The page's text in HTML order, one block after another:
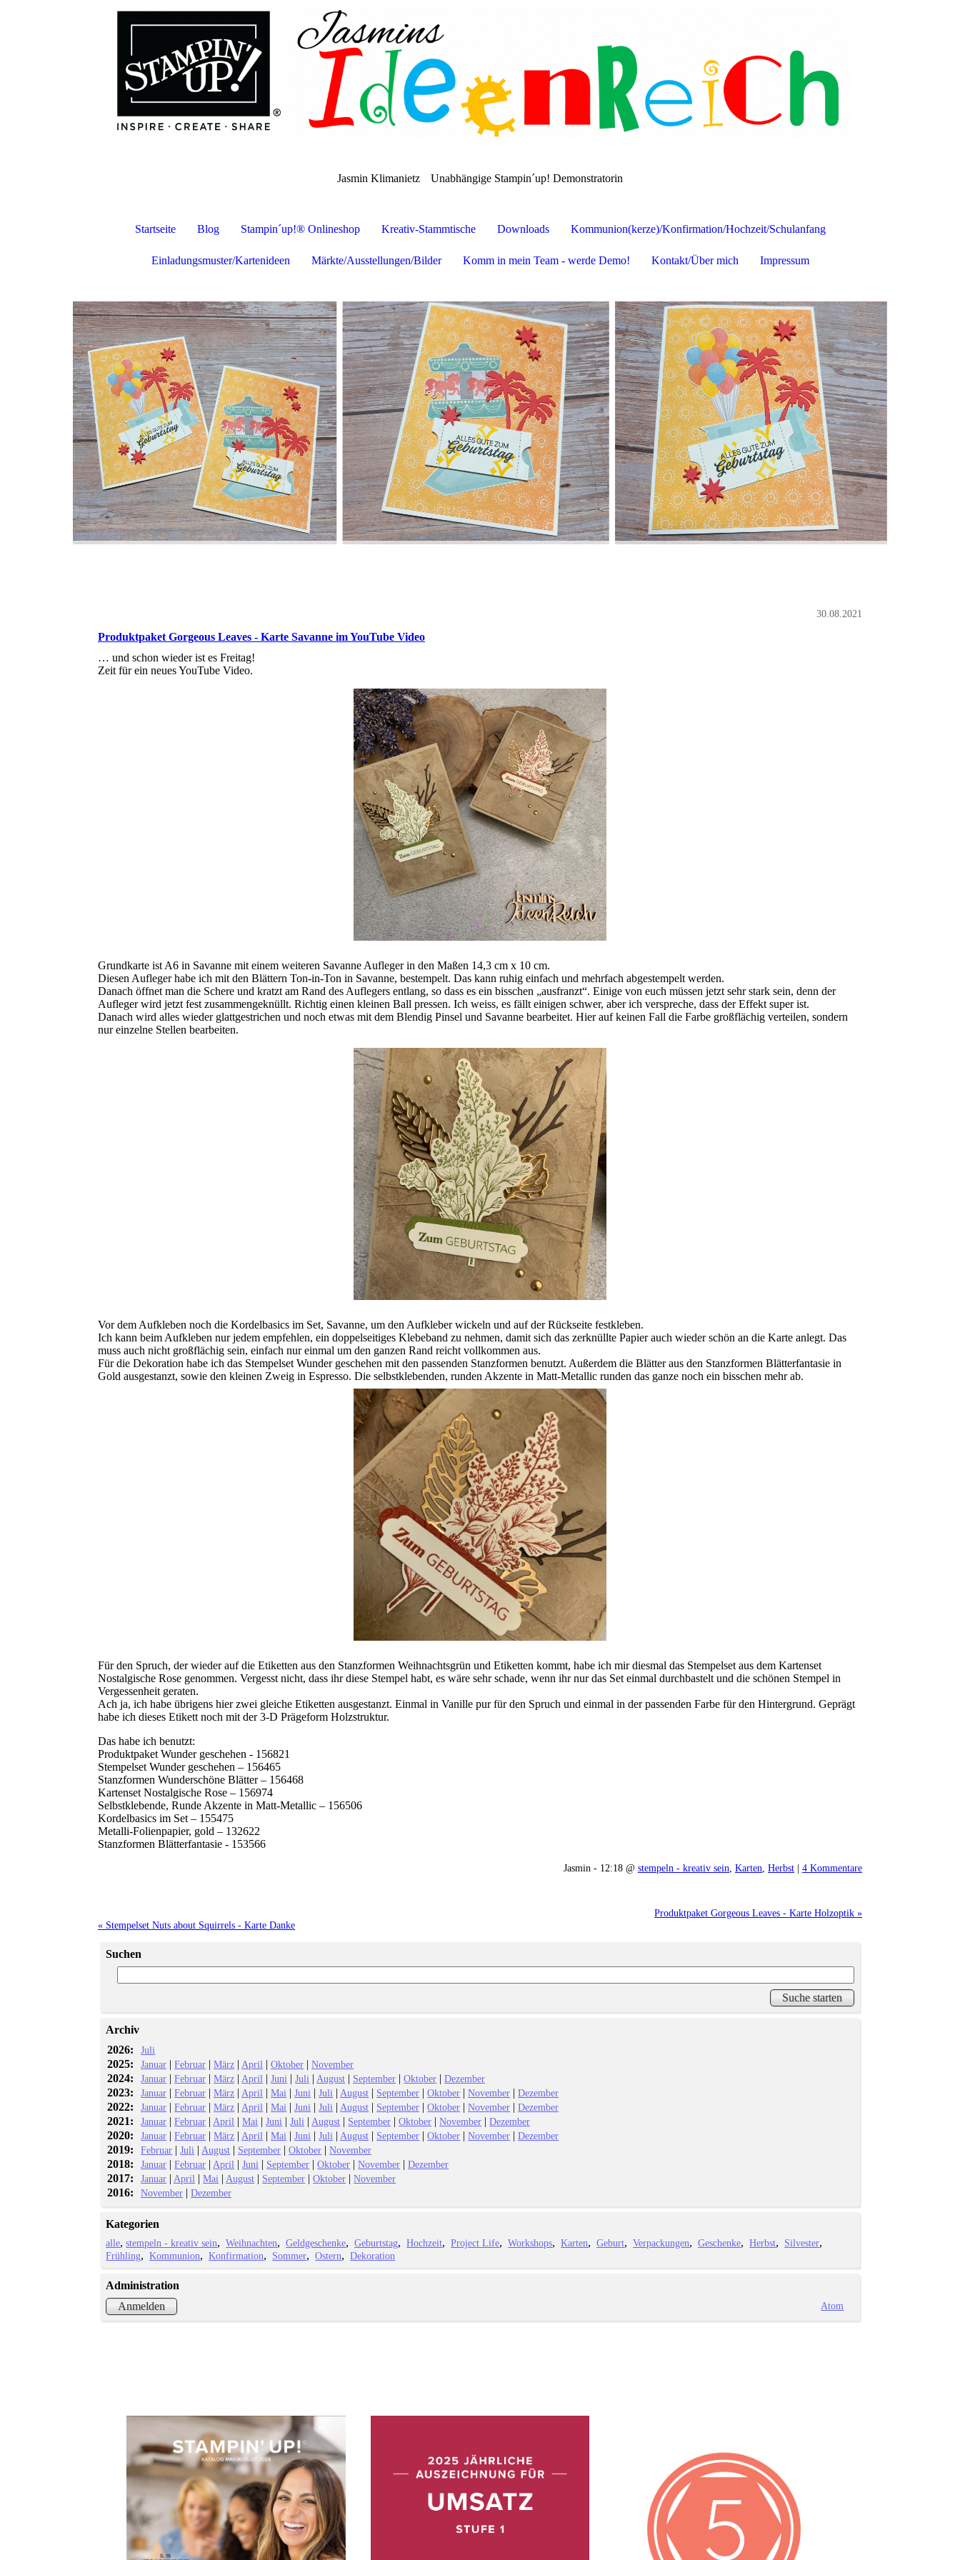
Jasmin Klimanietz Unabhängige Stampin´up! Demonstratorin
Startseite Blog Stampin´up!® Onlineshop Kreativ-Stammtische Downloads Kommunion(kerze)/Konfirmation/Hochzeit/Schulanfang
Einladungsmuster/Kartenideen Märkte/Ausstellungen/Bilder Komm in mein Team - werde Demo! Kontakt/Über mich Impressum
30.08.2021
Produktpaket Gorgeous Leaves - Karte Savanne im YouTube Video
… und schon wieder ist es Freitag!
Zeit für ein neues YouTube Video.
Grundkarte ist A6 in Savanne mit einem weiteren Savanne Aufleger in den Maßen 14,3 cm x 10 cm.
Diesen Aufleger habe ich mit den Blättern Ton-in-Ton in Savanne, bestempelt. Das kann ruhig einfach und mehrfach abgestempelt werden.
Danach öffnet man die Schere und kratzt am Rand des Auflegers entlang, so dass es ein bisschen „ausfranzt“. Einige von euch müssen jetzt sehr stark sein, denn der
Aufleger wird jetzt fest zusammengeknüllt. Richtig einen kleinen Ball pressen. Ich weiss, es fällt einigen schwer, aber ich verspreche, dass der Effekt super ist.
Danach wird alles wieder glattgestrichen und noch etwas mit dem Blendig Pinsel und Savanne bearbeitet. Hier auf keinen Fall die Farbe großflächig verteilen, sondern
nur einzelne Stellen bearbeiten.
Vor dem Aufkleben noch die Kordelbasics im Set, Savanne, um den Aufkleber wickeln und auf der Rückseite festkleben.
Ich kann beim Aufkleben nur jedem empfehlen, ein doppelseitiges Klebeband zu nehmen, damit sich das zerknüllte Papier auch wieder schön an die Karte anlegt. Das
muss auch nicht großflächig sein, einfach nur einmal um den ganzen Rand reicht vollkommen aus.
Für die Dekoration habe ich das Stempelset Wunder geschehen mit den passenden Stanzformen benutzt. Außerdem die Blätter aus den Stanzformen Blätterfantasie in
Gold ausgestanzt, sowie den kleinen Zweig in Espresso. Die selbstklebenden, runden Akzente in Matt-Metallic runden das ganze noch ein bisschen mehr ab.
Für den Spruch, der wieder auf die Etiketten aus den Stanzformen Weihnachtsgrün und Etiketten kommt, habe ich mir diesmal das Stempelset aus dem Kartenset
Nostalgische Rose genommen. Vergesst nicht, dass ihr diese Stempel habt, es wäre sehr schade, wenn ihr nur das Set einmal durchbastelt und die schönen Stempel in
Vergessenheit geraten.
Ach ja, ich habe übrigens hier zwei gleiche Etiketten ausgestanzt. Einmal in Vanille pur für den Spruch und einmal in der passenden Farbe für den Hintergrund. Geprägt
habe ich dieses Etikett noch mit der 3-D Prägeform Holzstruktur.
Das habe ich benutzt:
Produktpaket Wunder geschehen - 156821
Stempelset Wunder geschehen – 156465
Stanzformen Wunderschöne Blätter – 156468
Kartenset Nostalgische Rose – 156974
Selbstklebende, Runde Akzente in Matt-Metallic – 156506
Kordelbasics im Set – 155475
Metalli-Folienpapier, gold – 132622
Stanzformen Blätterfantasie - 153566
Jasmin - 12:18 @ stempeln - kreativ sein Karten Herbst | 4 Kommentare
Produktpaket Gorgeous Leaves - Karte Holzoptik »
« Stempelset Nuts about Squirrels - Karte Danke
Suchen
Archiv
2026:
Juli
2025: Januar |Februar |März | April |Oktober |November
2024: Januar |Februar |März | April |Juni |Juli | August | September |Oktober |Dezember
2023: Januar |Februar |März | April |Mai |Juni |Juli | August | September |Oktober |November |Dezember
2022: Januar |Februar |März | April |Mai |Juni |Juli | August | September |Oktober |November |Dezember
2021: Januar |Februar | April |Mai |Juni |Juli | August | September |Oktober |November |Dezember
2020: Januar |Februar |März | April |Mai |Juni |Juli | August | September |Oktober |November |Dezember
2019: Februar |Juli | August | September |Oktober |November
2018: Januar |Februar | April |Juni | September |Oktober |November |Dezember
2017: Januar | April |Mai | August | September |Oktober |November
2016: November |Dezember
Kategorien
alle stempeln - kreativ sein Weihnachten Geldgeschenke Geburtstag Hochzeit Project Life Workshops Karten Geburt Verpackungen Geschenke Herbst
Silvester
Frühling
Kommunion Konfirmation Sommer Ostern Dekoration
Administration
Anmelden
Atom